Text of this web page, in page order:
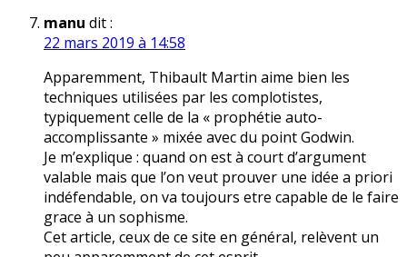
manu dit :
22 mars 2019 à 14:58
Apparemment, Thibault Martin aime bien les
techniques utilisées par les complotistes,
typiquement celle de la « prophétie auto-
accomplissante » mixée avec du point Godwin.
Je m’explique : quand on est à court d’argument
valable mais que l’on veut prouver une idée a priori
indéfendable, on va toujours etre capable de le faire
grace à un sophisme.
Cet article, ceux de ce site en général, relèvent un